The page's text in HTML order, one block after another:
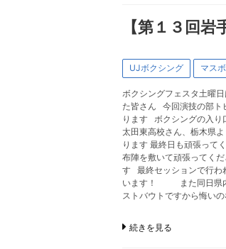
【第１３回
UJボクシング マス
ボクシングフェスタ土曜
た皆さん 今回演技の部ト
ります ボクシングの入り
太田東高校さん、栃木県
ります 最終日も頑張って
布陣を敷いて頑張ってく
す 最終セッションで行わ
います！ また同日県内
ストバウトですから悔い
続きを見る